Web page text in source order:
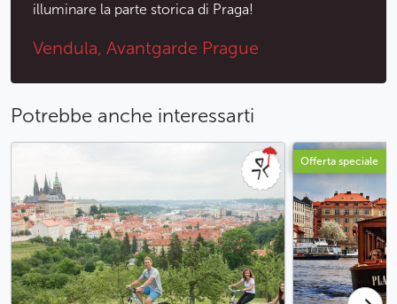
illuminare la parte storica di Praga!
Vendula, Avantgarde Prague
Potrebbe anche interessarti
Offerta speciale